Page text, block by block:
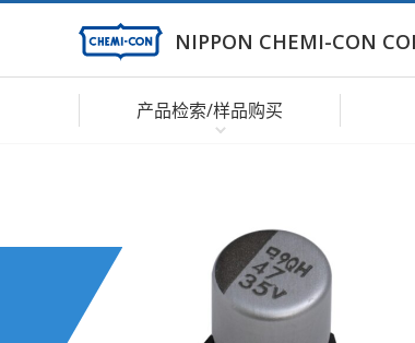
NIPPON CHEMI-CON
产品检索/样品购买